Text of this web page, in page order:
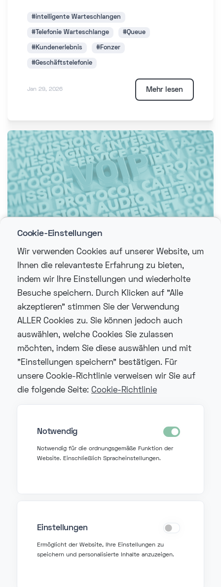
Cookie-Einstellungen
Wir verwenden Cookies auf unserer Website, um
Ihnen die relevanteste Erfahrung zu bieten,
indem wir Ihre Einstellungen und wiederholte
Besuche speichern. Durch Klicken auf "Alle
akzeptieren" stimmen Sie der Verwendung
ALLER Cookies zu. Sie können jedoch auch
auswählen, welche Cookies Sie zulassen
möchten, indem Sie diese auswählen und mit
"Einstellungen speichern" bestätigen. Für
unsere Cookie-Richtlinie verweisen wir Sie auf
die folgende Seite: Cookie-Richtlinie
Notwendig
Notwendig für die ordnungsgemäße Funktion der
Website. Einschließlich Spracheinstellungen.
Einstellungen
Ermöglicht der Website, Ihre Einstellungen zu
speichern und personalisierte Inhalte anzuzeigen.
#intelligente Warteschlangen
#Telefonie Warteschlange #Queue
#Kundenerlebnis #Fonzer
#Geschäftstelefonie
Jan 29, 2026 Mehr lesen
Geschäftstelefonie & KI-Innovation
VoIP ohne Kopfzerbrechen: die größten
technischen Fallstricke und wie Fonzer
sie löst
Viele Unternehmen steigen auf VoIP um
und stoßen dann auf Rauschen, stockende
Gespräche oder Telefone, die 'einfach
nichts tun'. Mit dem richtigen Ansatz sind
das keine unüberwindbaren Probleme,
sondern vorhersehbare technische
#voip ohne kopfzerbrechen #voip probleme
#voip fallstricke #voip qualität
Mehr lesen